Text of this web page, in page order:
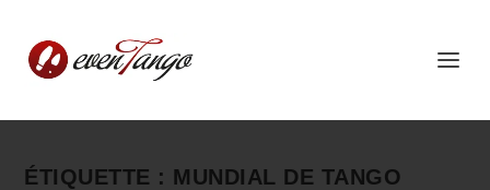
ÉTIQUETTE : MUNDIAL DE TANGO